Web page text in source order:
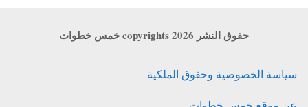
حقوق النشر copyrights 2026 خمس خطوات
سياسة الخصوصية وحقوق الملكية